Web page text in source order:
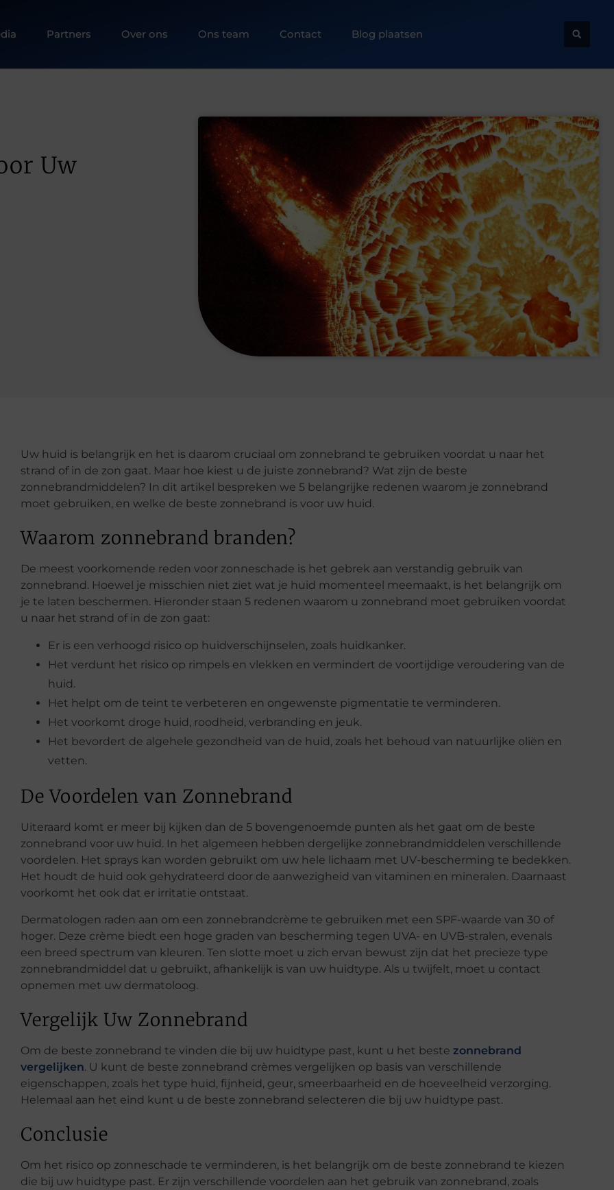
Partners Over ons Ons team Contact Blog plaatsen
Uw
Uw huid is belangrijk en het is daarom cruciaal om zonnebrand te gebruiken voordat u naar het
strand of in de zon gaat. Maar hoe kiest u de juiste zonnebrand? Wat zijn de beste
zonnebrandmiddelen? In dit artikel bespreken we 5 belangrijke redenen waarom je zonnebrand
moet gebruiken, en welke de beste zonnebrand is voor uw huid.
Waarom zonnebrand branden?
De meest voorkomende reden voor zonneschade is het gebrek aan verstandig gebruik van
zonnebrand. Hoewel je misschien niet ziet wat je huid momenteel meemaakt, is het belangrijk om
je te laten beschermen. Hieronder staan 5 redenen waarom u zonnebrand moet gebruiken voordat
u naar het strand of in de zon gaat:
Er is een verhoogd risico op huidverschijnselen, zoals huidkanker.
Het verdunt het risico op rimpels en vlekken en vermindert de voortijdige veroudering van de
huid.
Het helpt om de teint te verbeteren en ongewenste pigmentatie te verminderen.
Het voorkomt droge huid, roodheid, verbranding en jeuk.
Het bevordert de algehele gezondheid van de huid, zoals het behoud van natuurlijke oliën en
vetten.
De Voordelen van Zonnebrand
Uiteraard komt er meer bij kijken dan de 5 bovengenoemde punten als het gaat om de beste
zonnebrand voor uw huid. In het algemeen hebben dergelijke zonnebrandmiddelen verschillende
voordelen. Het sprays kan worden gebruikt om uw hele lichaam met UV-bescherming te bedekken.
Het houdt de huid ook gehydrateerd door de aanwezigheid van vitaminen en mineralen. Daarnaast
voorkomt het ook dat er irritatie ontstaat.
Dermatologen raden aan om een zonnebrandcrème te gebruiken met een SPF-waarde van 30 of
hoger. Deze crème biedt een hoge graden van bescherming tegen UVA- en UVB-stralen, evenals
een breed spectrum van kleuren. Ten slotte moet u zich ervan bewust zijn dat het precieze type
zonnebrandmiddel dat u gebruikt, afhankelijk is van uw huidtype. Als u twijfelt, moet u contact
opnemen met uw dermatoloog.
Vergelijk Uw Zonnebrand
Om de beste zonnebrand te vinden die bij uw huidtype past, kunt u het beste zonnebrand
vergelijken. U kunt de beste zonnebrand crèmes vergelijken op basis van verschillende
eigenschappen, zoals het type huid, fijnheid, geur, smeerbaarheid en de hoeveelheid verzorging.
Helemaal aan het eind kunt u de beste zonnebrand selecteren die bij uw huidtype past.
Conclusie
Om het risico op zonneschade te verminderen, is het belangrijk om de beste zonnebrand te kiezen
die bij uw huidtype past. Er zijn verschillende voordelen aan het gebruik van zonnebrand, zoals